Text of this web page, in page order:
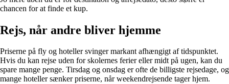
chancen for at finde et kup.
Rejs, når andre bliver hjemme
Priserne på fly og hoteller svinger markant afhængigt af tidspunktet.
Hvis du kan rejse uden for skolernes ferier eller midt på ugen, kan du
spare mange penge. Tirsdag og onsdag er ofte de billigste rejsedage, og
mange hoteller sænker priserne, når weekendrejsende tager hjem.